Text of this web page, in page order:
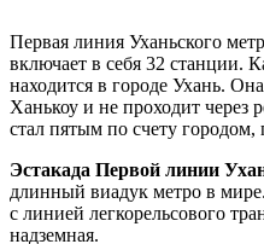
Первая линия Уханьского
включает в себя 32 станции.
находится в городе Ухань.
Ханькоу и не проходит через
стал пятым по счету
Эстакада Первой линии
длинный виадук метро в
с линией легкорельсового
надземная.